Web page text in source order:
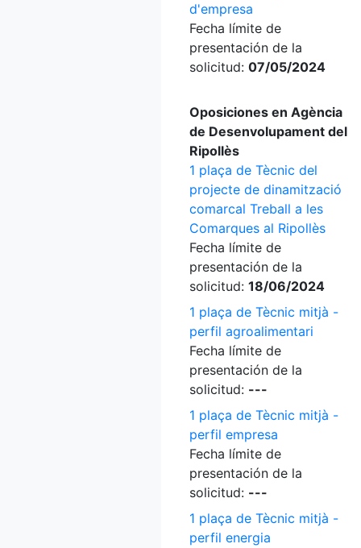
d'empresa
Fecha límite de
presentación de la
solicitud: 07/05/2024
Oposiciones en Agència
de Desenvolupament del
Ripollès
1 plaça de Tècnic del
projecte de dinamització
comarcal Treball a les
Comarques al Ripollès
Fecha límite de
presentación de la
solicitud: 18/06/2024
1 plaça de Tècnic mitjà -
perfil agroalimentari
Fecha límite de
presentación de la
solicitud: ---
1 plaça de Tècnic mitjà -
perfil empresa
Fecha límite de
presentación de la
solicitud: ---
1 plaça de Tècnic mitjà -
perfil energia